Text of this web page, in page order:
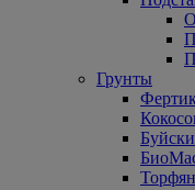
Грунты